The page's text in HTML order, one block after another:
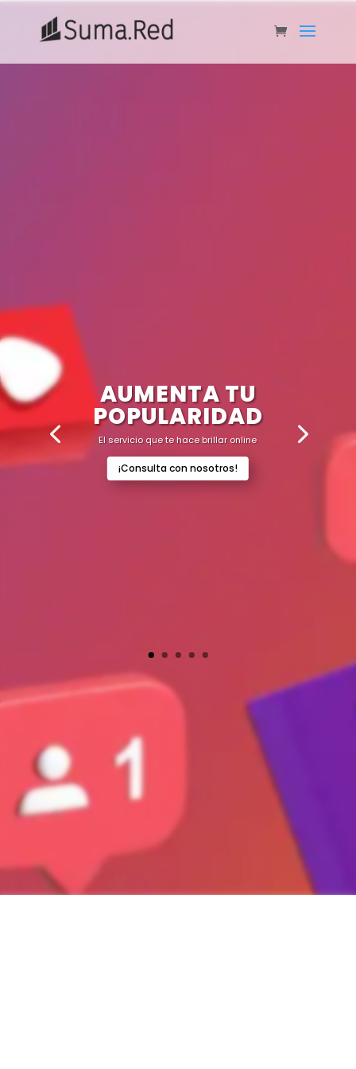
AUMENTA TU
POPULARIDAD
El servicio que te hace brillar online
¡Consulta con nosotros!